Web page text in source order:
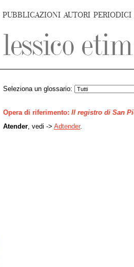
PUBBLICAZIONI AUTORI PERIODICI
Seleziona un glossario:
Opera di riferimento: Il registro di San
Atender , vedi -> Adtender.